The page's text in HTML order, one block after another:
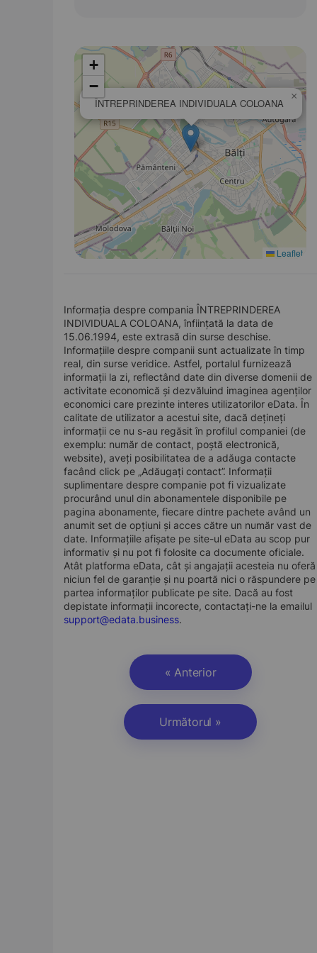
ÎNTREPRINDEREA INDIVIDUALA COLOANA
×
+
−
Leaflet
Informația despre compania ÎNTREPRINDEREA
INDIVIDUALA COLOANA, înființată la data de
15.06.1994, este extrasă din surse deschise.
Informațiile despre companii sunt actualizate în timp
real, din surse veridice. Astfel, portalul furnizează
informații la zi, reflectând date din diverse domenii de
activitate economică și dezvăluind imaginea agenților
economici care prezinte interes utilizatorilor eData. În
calitate de utilizator a acestui site, dacă dețineți
informații ce nu s-au regăsit în profilul companiei (de
exemplu: număr de contact, poștă electronică,
website), aveți posibilitatea de a adăuga contacte
facând click pe „Adăugați contact”. Informații
suplimentare despre companie pot fi vizualizate
procurând unul din abonamentele disponibile pe
pagina abonamente, fiecare dintre pachete având un
anumit set de opțiuni și acces către un număr vast de
date. Informațiile afișate pe site-ul eData au scop pur
informativ și nu pot fi folosite ca documente oficiale.
Atât platforma eData, cât și angajații acesteia nu oferă
niciun fel de garanție și nu poartă nici o răspundere pe
partea informaților publicate pe site. Dacă au fost
depistate informații incorecte, contactați-ne la emailul
support@edata.business.
« Anterior
Următorul »